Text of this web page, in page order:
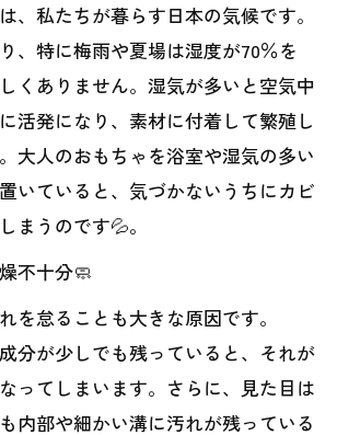
、私たちが暮らす日本の気候です。
、特に梅雨や夏場は湿度が70％を
くありません。湿気が多いと空気中
活発になり、素材に付着して繁殖し
大人のおもちゃを浴室や湿気の多い
いていると、気づかないうちにカビ
まうのです💦。
不十分🧼
を怠ることも大きな原因です。
分が少しでも残っていると、それが
ってしまいます。さらに、見た目は
内部や細かい溝に汚れが残っている